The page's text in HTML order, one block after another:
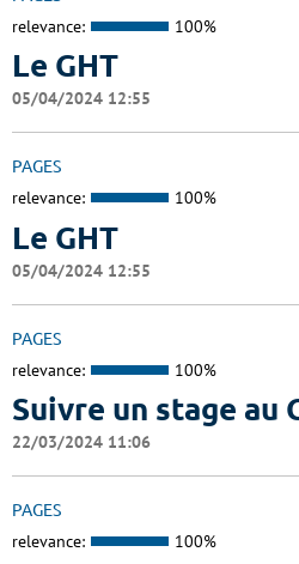
relevance: 100%
Le GHT
05/04/2024 12:55
PAGES
relevance: 100%
Le GHT
05/04/2024 12:55
PAGES
relevance: 100%
Suivre un stage au
22/03/2024 11:06
PAGES
relevance: 100%